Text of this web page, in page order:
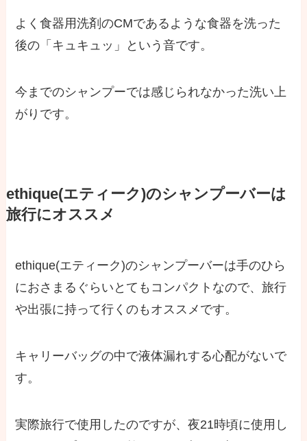
よく食器用洗剤のCMであるような食器を洗った
後の「キュキュッ」という音です。
今までのシャンプーでは感じられなかった洗い上
がりです。
ethique(エティーク)のシャンプーバーは
旅行にオススメ
ethique(エティーク)のシャンプーバーは手のひら
におさまるぐらい とてもコンパクト なので、旅行
や出張に持って行くのもオススメです。
キャリーバッグの中で液体漏れする心配がないで
す。
実際旅行で使用したのですが、夜21時頃に使用し